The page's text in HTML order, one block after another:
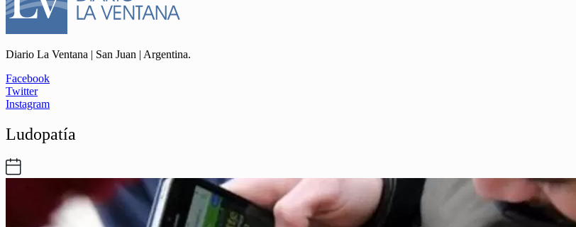
Diario La Ventana | San Juan | Argentina.
Facebook
Twitter
Instagram
Ludopatía